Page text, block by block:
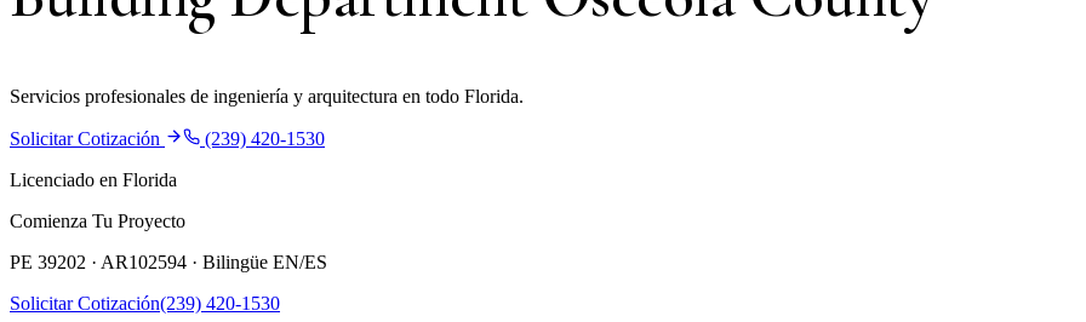
Servicios profesionales de ingeniería y arquitectura en todo Florida.
Solicitar Cotización
(239) 420-1530
Licenciado en Florida
Comienza Tu Proyecto
PE 39202 · AR102594 · Bilingüe EN/ES
Solicitar Cotización(239) 420-1530